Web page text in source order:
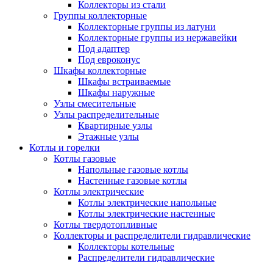
Коллекторы из стали
Группы коллекторные
Коллекторные группы из латуни
Коллекторные группы из нержавейки
Под адаптер
Под евроконус
Шкафы коллекторные
Шкафы встраиваемые
Шкафы наружные
Узлы смесительные
Узлы распределительные
Квартирные узлы
Этажные узлы
Котлы и горелки
Котлы газовые
Напольные газовые котлы
Настенные газовые котлы
Котлы электрические
Котлы электрические напольные
Котлы электрические настенные
Котлы твердотопливные
Коллекторы и распределители гидравлические
Коллекторы котельные
Распределители гидравлические